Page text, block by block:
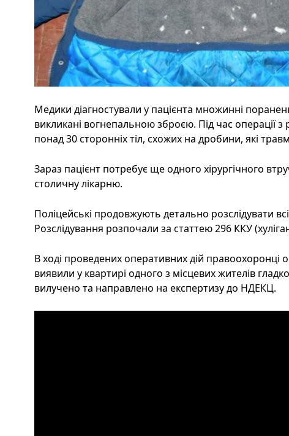
Медики діагностували у пацієнта множинні
викликані вогнепальною зброєю. Під час операції з
понад 30 сторонніх тіл, схожих на дробини, які
Зараз пацієнт потребує ще одного хірургічного
столичну лікарню.
Поліцейські продовжують детально розслідувати
Розслідування розпочали за статтею 296 ККУ
В ході проведених оперативних дій правоохоронці
виявили у квартирі одного з місцевих жителів
вилучено та направлено на експертизу до НДЕКЦ.